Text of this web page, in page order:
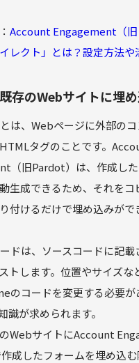
Account Engagement（
レクト」とは？設定方法や
存のWebサイトに埋
は、Webページに外部の
タグのことです。
（旧Pardot）は、作成し
生成できるため、それを
付けるだけで埋め込みがで
ドは、ソースコードに記
トします。位置やサイズな
のコードを変更する必要
識が求められます。
WebサイトにAccount
成したフォームを埋め込